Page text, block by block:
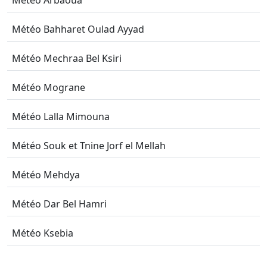
Météo Bahharet Oulad Ayyad
Météo Mechraa Bel Ksiri
Météo Mograne
Météo Lalla Mimouna
Météo Souk et Tnine Jorf el Mellah
Météo Mehdya
Météo Dar Bel Hamri
Météo Ksebia